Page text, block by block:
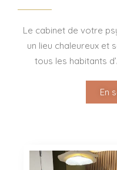
Le cabinet de votre
un lieu chaleureux et
tous les habitants
En